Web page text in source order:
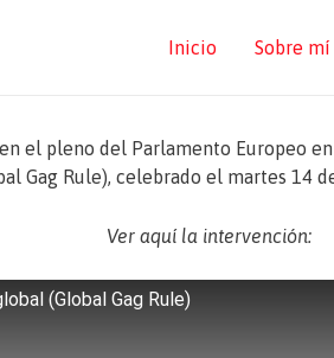
Inicio Sobre mí
el pleno del Parlamento Europeo
Gag Rule), celebrado el martes 14
Ver aquí la intervención:
(Global Gag Rule)